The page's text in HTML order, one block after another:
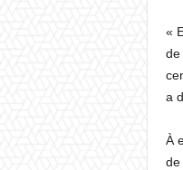
«
de
a
À
de